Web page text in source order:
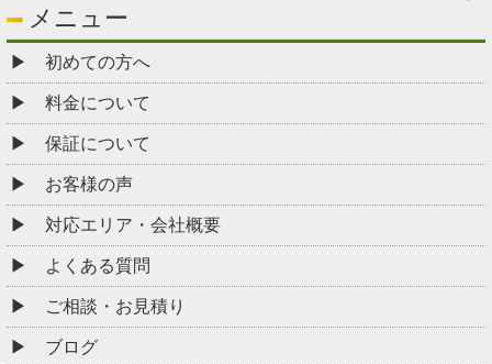
メニュー
初めての方へ
料金について
保証について
お客様の声
対応エリア・会社概要
よくある質問
ご相談・お見積り
ブログ